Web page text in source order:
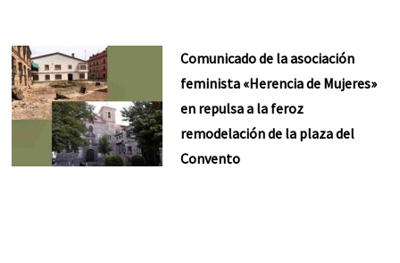
Comunicado de la asociación
feminista «Herencia de Mujeres»
en repulsa a la feroz
remodelación de la plaza del
Convento